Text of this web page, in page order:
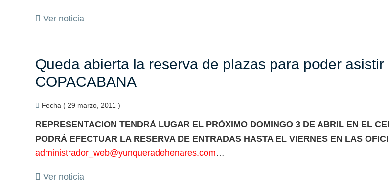
Ver noticia
Queda abierta la reserva de plazas para poder
COPACABANA
Fecha ( 29 marzo, 2011 )
REPRESENTACION TENDRÁ LUGAR EL PRÓXIMO DOMINGO 3 DE ABRIL EN EL
PODRÁ EFECTUAR LA RESERVA DE ENTRADAS HASTA EL VIERNES EN LAS
administrador_web@yunqueradehenares.com…
Ver noticia